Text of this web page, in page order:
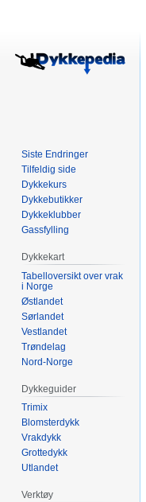
Siste Endringer
Tilfeldig side
Dykkekurs
Dykkebutikker
Dykkeklubber
Gassfylling
Dykkekart
Tabelloversikt over vrak
i Norge
Østlandet
Sørlandet
Vestlandet
Trøndelag
Nord-Norge
Dykkeguider
Trimix
Blomsterdykk
Vrakdykk
Grottedykk
Utlandet
Verktøy